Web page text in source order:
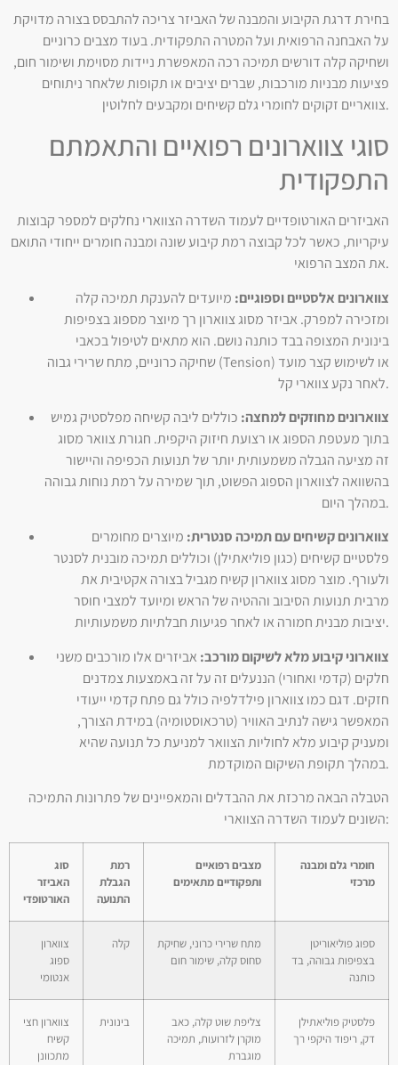
בחירת דרגת הקיבוע והמבנה של האביזר צריכה להתבסס בצורה מדויקת
על האבחנה הרפואית ועל המטרה התפקודית. בעוד מצבים כרוניים
ושחיקה קלה דורשים תמיכה רכה המאפשרת ניידות מסוימת ושימור חום,
פציעות מבניות מורכבות, שברים יציבים או תקופות שלאחר ניתוחים
צוואריים זקוקים לחומרי גלם קשיחים ומקבעים לחלוטין.
סוגי צווארונים רפואיים והתאמתם
התפקודית
האביזרים האורטופדיים לעמוד השדרה הצווארי נחלקים למספר קבוצות
עיקריות, כאשר לכל קבוצה רמת קיבוע שונה ומבנה חומרים ייחודי התואם
את המצב הרפואי.
צווארונים אלסטיים וספוגיים: מיועדים להענקת תמיכה קלה
ומזכירה למפרק. אביזר מסוג צווארון רך מיוצר מספוג בצפיפות
בינונית המצופה בבד כותנה נושם. הוא מתאים לטיפול בכאבי
שחיקה כרוניים, מתח שרירי גבוה (Tension) או לשימוש קצר מועד
לאחר נקע צווארי קל.
צווארונים מחוזקים למחצה: כוללים ליבה קשיחה מפלסטיק גמיש
בתוך מעטפת הספוג או רצועת חיזוק היקפית. חגורת צוואר מסוג
זה מציעה הגבלה משמעותית יותר של תנועות הכפיפה והיישור
בהשוואה לצווארון הספוג הפשוט, תוך שמירה על רמת נוחות גבוהה
במהלך היום.
צווארונים קשיחים עם תמיכה סנטרית: מיוצרים מחומרים
פלסטיים קשיחים (כגון פוליאתילן) וכוללים תמיכה מובנית לסנטר
ולעורף. מוצר מסוג צווארון קשיח מגביל בצורה אקטיבית את
מרבית תנועות הסיבוב וההטיה של הראש ומיועד למצבי חוסר
יציבות מבנית חמורה או לאחר פגיעות חבלתיות משמעותיות.
צווארוני קיבוע מלא לשיקום מורכב: אביזרים אלו מורכבים משני
חלקים (קדמי ואחורי) הננעלים זה על זה באמצעות צמדנים
חזקים. דגם כמו צווארון פילדלפיה כולל גם פתח קדמי ייעודי
המאפשר גישה לנתיב האוויר (טרכאוסטומיה) במידת הצורך,
ומעניק קיבוע מלא לחוליות הצוואר למניעת כל תנועה שהיא
במהלך תקופת השיקום המוקדמת.
הטבלה הבאה מרכזת את ההבדלים והמאפיינים של פתרונות התמיכה
השונים לעמוד השדרה הצווארי:
סוג
האביזר
האורטופדי
רמת
הגבלת
התנועה
מצבים רפואיים
ותפקודיים מתאימים
חומרי גלם ומבנה
מרכזי
צווארון
ספוג
אנטומי
קלה
מתח שרירי כרוני, שחיקת
סחוס קלה, שימור חום
ספוג פוליאוריטן
בצפיפות גבוהה, בד
כותנה
צווארון חצי
קשיח
מתכוונן
בינונית
צליפת שוט קלה, כאב
מוקרן לזרועות, תמיכה
מוגברת
פלסטיק פוליאתילן
דק, ריפוד היקפי רך